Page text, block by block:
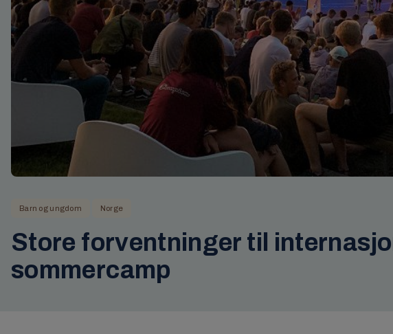
Barn og ungdom Norge
Store forventninger til
sommercamp